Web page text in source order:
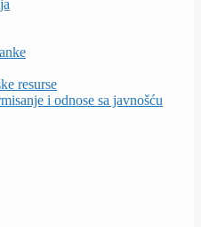
resurse
i odnose sa javnošću